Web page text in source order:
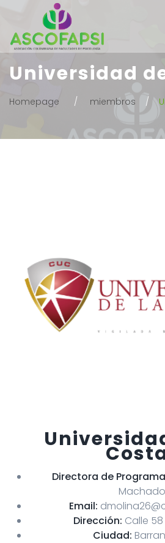
Universidad
Homepage miembros
Directora de
Machado
Email:
Dirección: Calle
Ciudad: